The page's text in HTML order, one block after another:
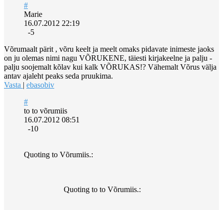
#
Marie
16.07.2012 22:19
-5
Võrumaalt pärit , võru keelt ja meelt omaks pidavate inimeste jaoks
on ju olemas nimi nagu VÕRUKENE, täiesti kirjakeelne ja palju -
palju soojemalt kõlav kui kalk VÕRUKAS!? Vähemalt Võrus välja
antav ajaleht peaks seda pruukima.
Vasta | ebasobiv
#
to to võrumiis
16.07.2012 08:51
-10
Quoting to Võrumiis.:
Quoting to to Võrumiis.: